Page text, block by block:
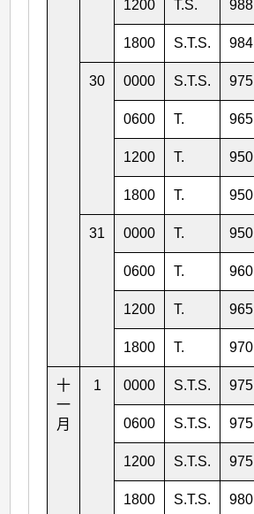
1200 T.S. 988
1800 S.T.S. 984
30 0000 S.T.S. 975
0600 T. 965
1200 T. 950
1800 T. 950
31 0000 T. 950
0600 T. 960
1200 T. 965
1800 T. 970
十
一
月
1 0000 S.T.S. 975
0600 S.T.S. 975
1200 S.T.S. 975
1800 S.T.S. 980